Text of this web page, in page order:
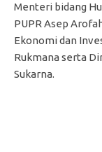
Menteri bidang
PUPR Asep
Ekonomi dan
Rukmana serta
Sukarna.